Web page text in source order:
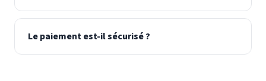
Le paiement est-il sécurisé ?